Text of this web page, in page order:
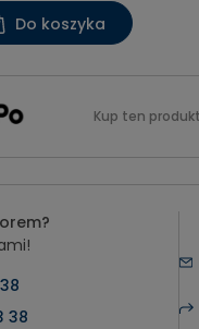
dostawy
Do koszyka
Kup ten
38